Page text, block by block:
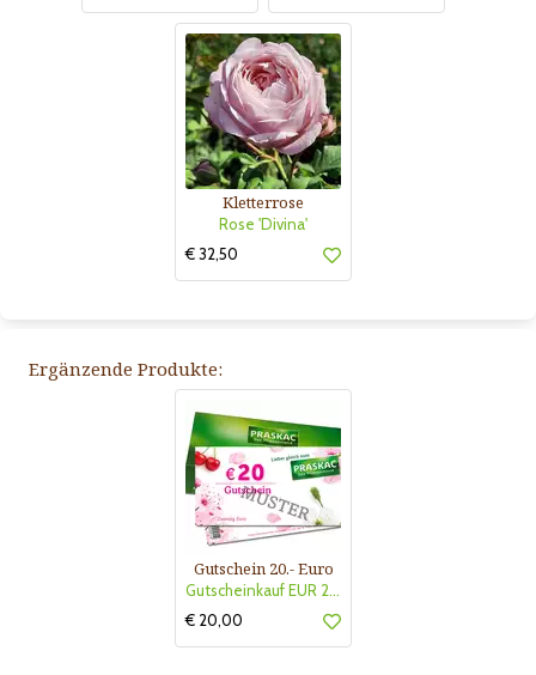
Kletterrose
Rose 'Divina'
€ 32,50
Ergänzende Produkte:
Gutschein 20.- Euro
Gutscheinkauf EUR 20.-
€ 20,00